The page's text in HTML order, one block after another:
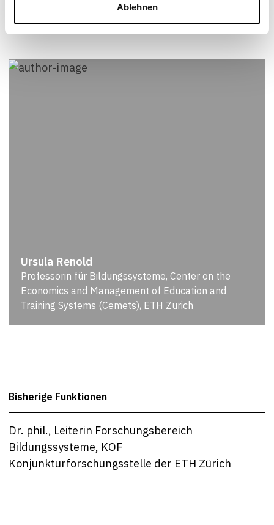
Ablehnen
Ursula Renold
Professorin für Bildungssysteme, Center on the
Economics and Management of Education and
Training Systems (Cemets), ETH Zürich
Bisherige Funktionen
Dr. phil., Leiterin Forschungsbereich
Bildungssysteme, KOF
Konjunkturforschungsstelle der ETH Zürich